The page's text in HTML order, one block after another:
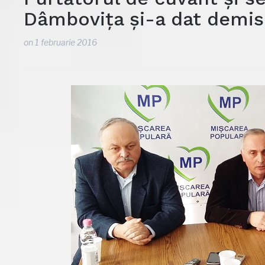
Dâmbovița și-a dat
on 1 februarie 2016